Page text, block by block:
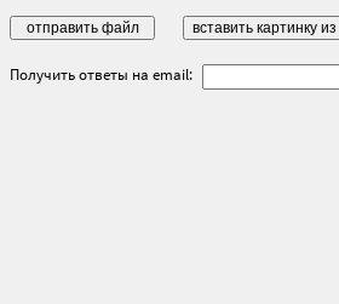
Получить ответы на email: